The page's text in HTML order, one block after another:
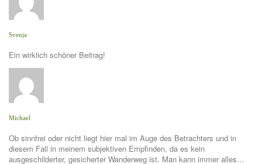
Svenja
Ein wirklich schöner Beitrag!
Michael
Ob sinnfrei oder nicht liegt hier mal im Auge des Betrachters und in
diesem Fall in meinem subjektiven Empfinden, da es kein
ausgeschilderter, gesicherter Wanderweg ist. Man kann immer alles…